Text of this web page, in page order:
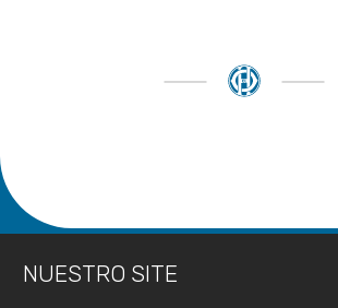
NUESTRO SITE